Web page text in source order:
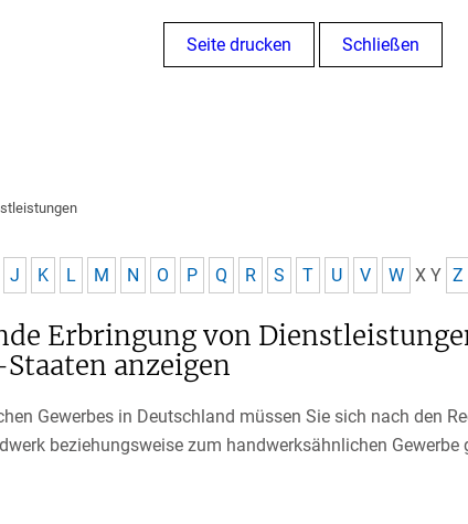
Seite drucken Schließen
J K L M N O P Q R S T U V W X Y Z
Erbringung von
anzeigen
Gewerbes in Deutschland müssen Sie sich nach den
beziehungsweise zum handwerksähnlichen